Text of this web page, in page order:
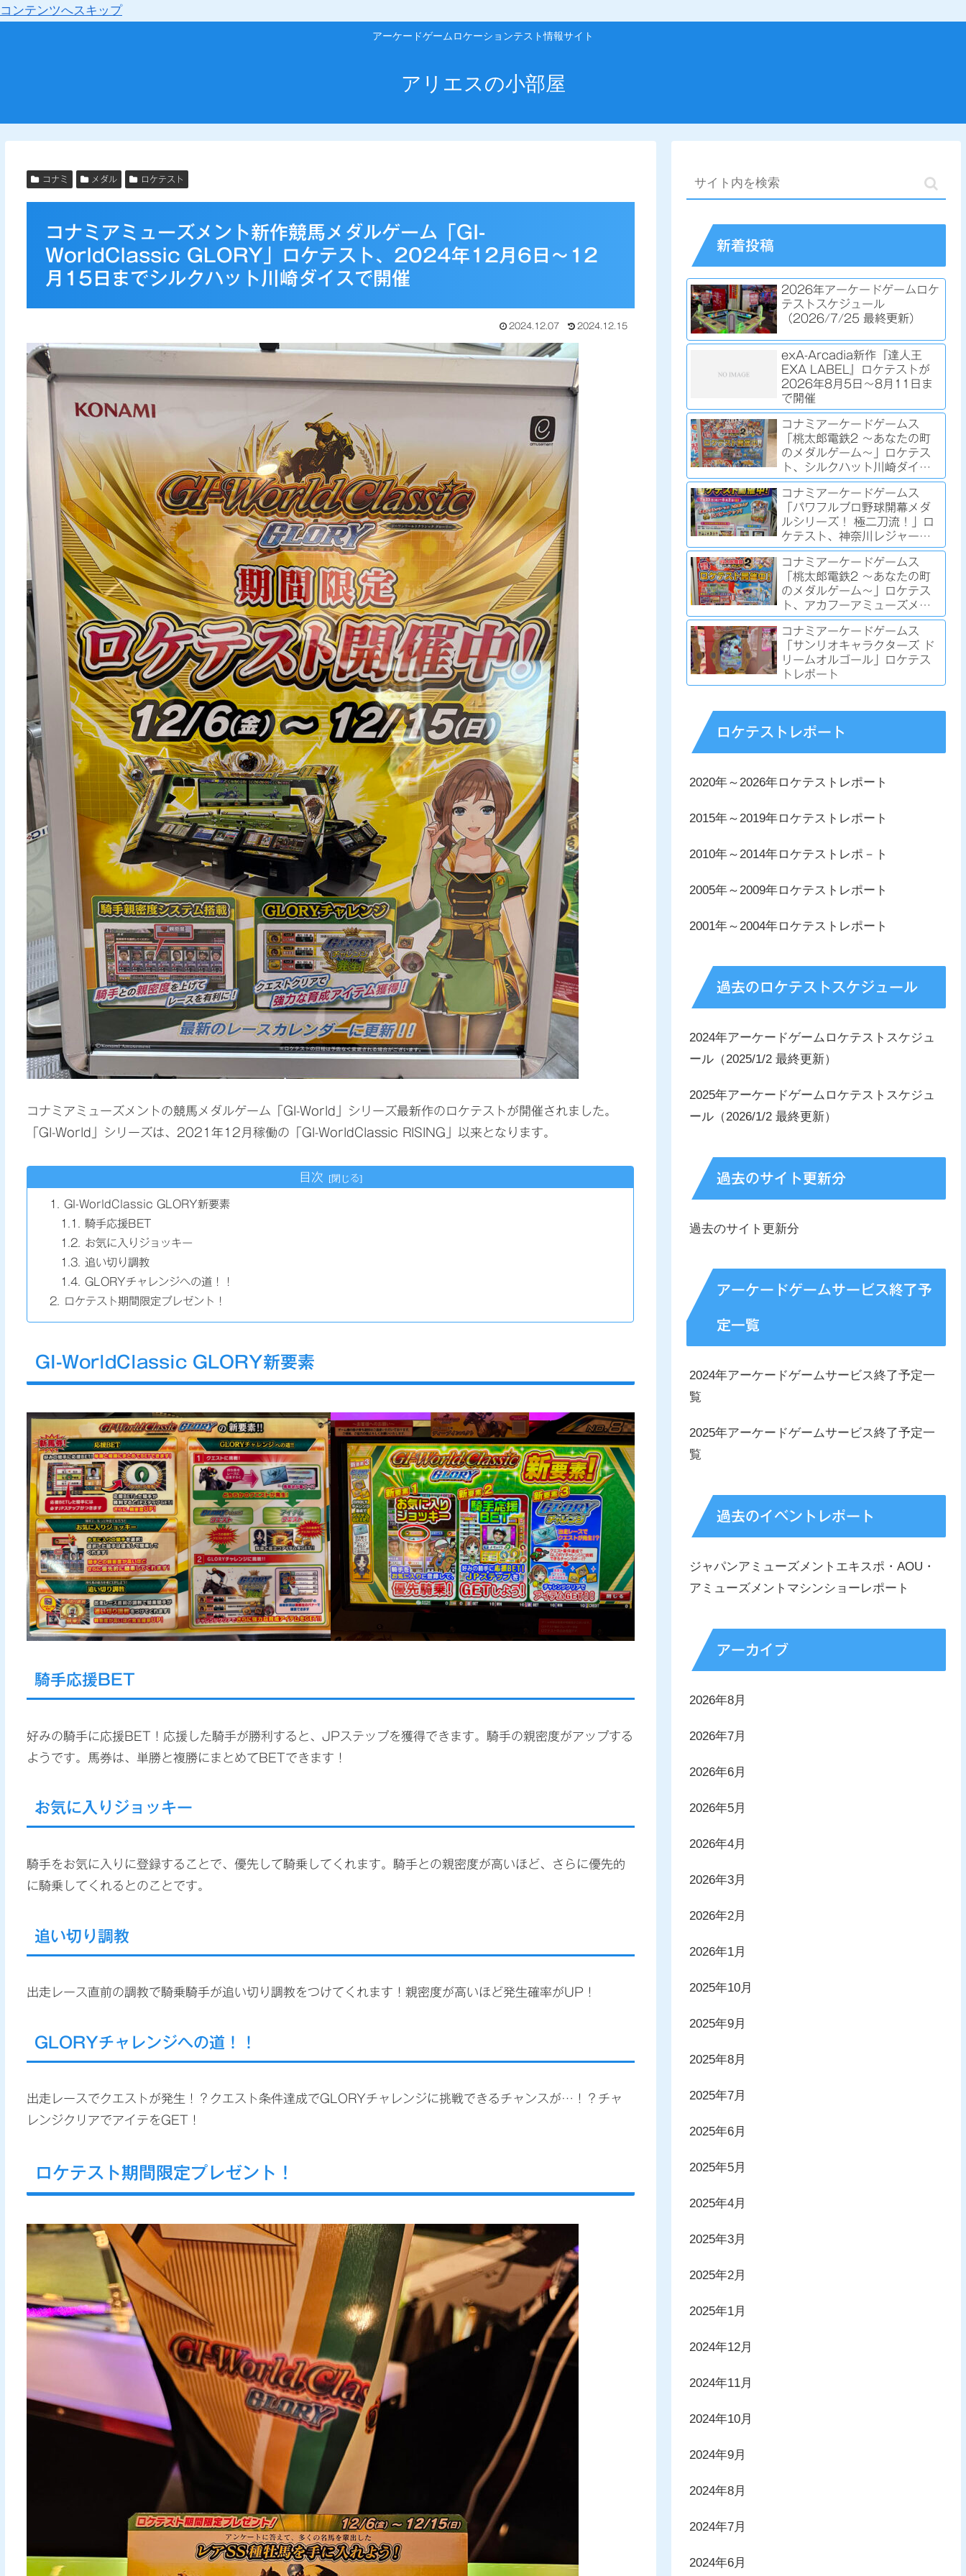
コンテンツへスキップ
アーケードゲームロケーションテスト情報サイト
アリエスの小部屋
コナミ メダル ロケテスト
コナミアミューズメント新作競馬メダルゲーム「GI-
WorldClassic GLORY」ロケテスト、2024年12月6日～12
月15日までシルクハット川崎ダイスで開催
2024.12.07 2024.12.15
コナミアミューズメントの競馬メダルゲーム「GI-World」シリーズ最新作のロケテストが開催されました。
「GI-World」シリーズは、2021年12月稼働の「GI-WorldClassic RISING」以来となります。
目次
GI-WorldClassic GLORY新要素
騎手応援BET
お気に入りジョッキー
追い切り調教
GLORYチャレンジへの道！！
ロケテスト期間限定プレゼント！
GI-WorldClassic GLORY新要素
騎手応援BET
好みの騎手に応援BET！応援した騎手が勝利すると、JPステップを獲得できます。騎手の親密度がアップする
ようです。馬券は、単勝と複勝にまとめてBETできます！
お気に入りジョッキー
騎手をお気に入りに登録することで、優先して騎乗してくれます。騎手との親密度が高いほど、さらに優先的
に騎乗してくれるとのことです。
追い切り調教
出走レース直前の調教で騎乗騎手が追い切り調教をつけてくれます！親密度が高いほど発生確率がUP！
GLORYチャレンジへの道！！
出走レースでクエストが発生！？クエスト条件達成でGLORYチャレンジに挑戦できるチャンスが…！？チャ
レンジクリアでアイテをGET！
ロケテスト期間限定プレゼント！
新着投稿
2026年アーケードゲームロケ
テストスケジュール
（2026/7/25 最終更新）
exA-Arcadia新作『達人王
EXA LABEL』ロケテストが
2026年8月5日～8月11日ま
で開催
コナミアーケードゲームス
「桃太郎電鉄2 ～あなたの町
のメダルゲーム～」ロケテス
ト、シルクハット川崎ダイス
で開催中（2026/8/2時点）
コナミアーケードゲームス
「パワフルプロ野球開幕メダ
ルシリーズ！ 極二刀流！」ロ
ケテスト、神奈川レジャーラ
ンド厚木店で2026年7月23日
～8月2日まで開催
コナミアーケードゲームス
「桃太郎電鉄2 ～あなたの町
のメダルゲーム～」ロケテス
ト、アカフーアミューズメン
ト ジアス上大岡店で開催中
コナミアーケードゲームス
「サンリオキャラクターズ ド
リームオルゴール」ロケテス
トレポート
ロケテストレポート
2020年～2026年ロケテストレポート
2015年～2019年ロケテストレポート
2010年～2014年ロケテストレポ－ト
2005年～2009年ロケテストレポート
2001年～2004年ロケテストレポート
過去のロケテストスケジュール
2024年アーケードゲームロケテストスケジュ
ール（2025/1/2 最終更新）
2025年アーケードゲームロケテストスケジュ
ール（2026/1/2 最終更新）
過去のサイト更新分
過去のサイト更新分
アーケードゲームサービス終了予
定一覧
2024年アーケードゲームサービス終了予定一
覧
2025年アーケードゲームサービス終了予定一
覧
過去のイベントレポート
ジャパンアミューズメントエキスポ・AOU・
アミューズメントマシンショーレポート
アーカイブ
2026年8月
2026年7月
2026年6月
2026年5月
2026年4月
2026年3月
2026年2月
2026年1月
2025年10月
2025年9月
2025年8月
2025年7月
2025年6月
2025年5月
2025年4月
2025年3月
2025年2月
2025年1月
2024年12月
2024年11月
2024年10月
2024年9月
2024年8月
2024年7月
2024年6月